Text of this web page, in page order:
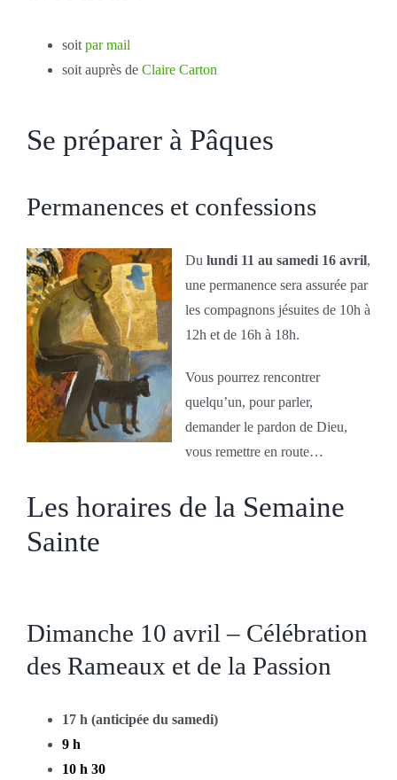
soitpar mail
soit auprès de Claire Carton
Se préparer à Pâques
Permanences et confessions
Du lundi 11 au samedi 16 avril,
une permanence sera assurée par
les compagnons jésuites de 10h à
12h et de 16h à 18h.
Vous pourrez rencontrer
quelqu’un, pour parler,
demander le pardon de Dieu,
vous remettre en route…
Les horaires de la Semaine
Sainte
Dimanche 10 avril – Célébration
des Rameaux et de la Passion
17 h (anticipée du samedi)
9 h
10 h 30